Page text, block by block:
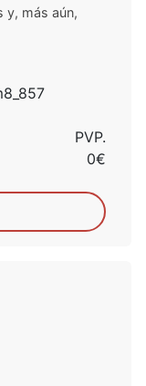
y, más aún,
PVP.
0€